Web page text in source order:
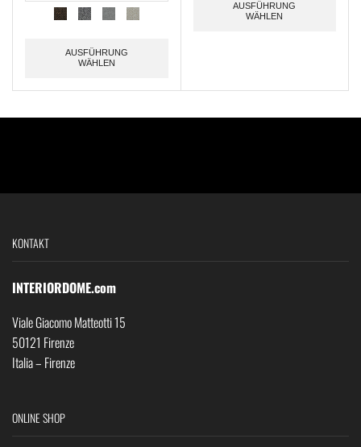
AUSFÜHRUNG
WÄHLEN
AUSFÜHRUNG
WÄHLEN
KONTAKT
INTERIORDOME.com
Viale Giacomo Matteotti 15
50121 Firenze
Italia – Firenze
ONLINE SHOP